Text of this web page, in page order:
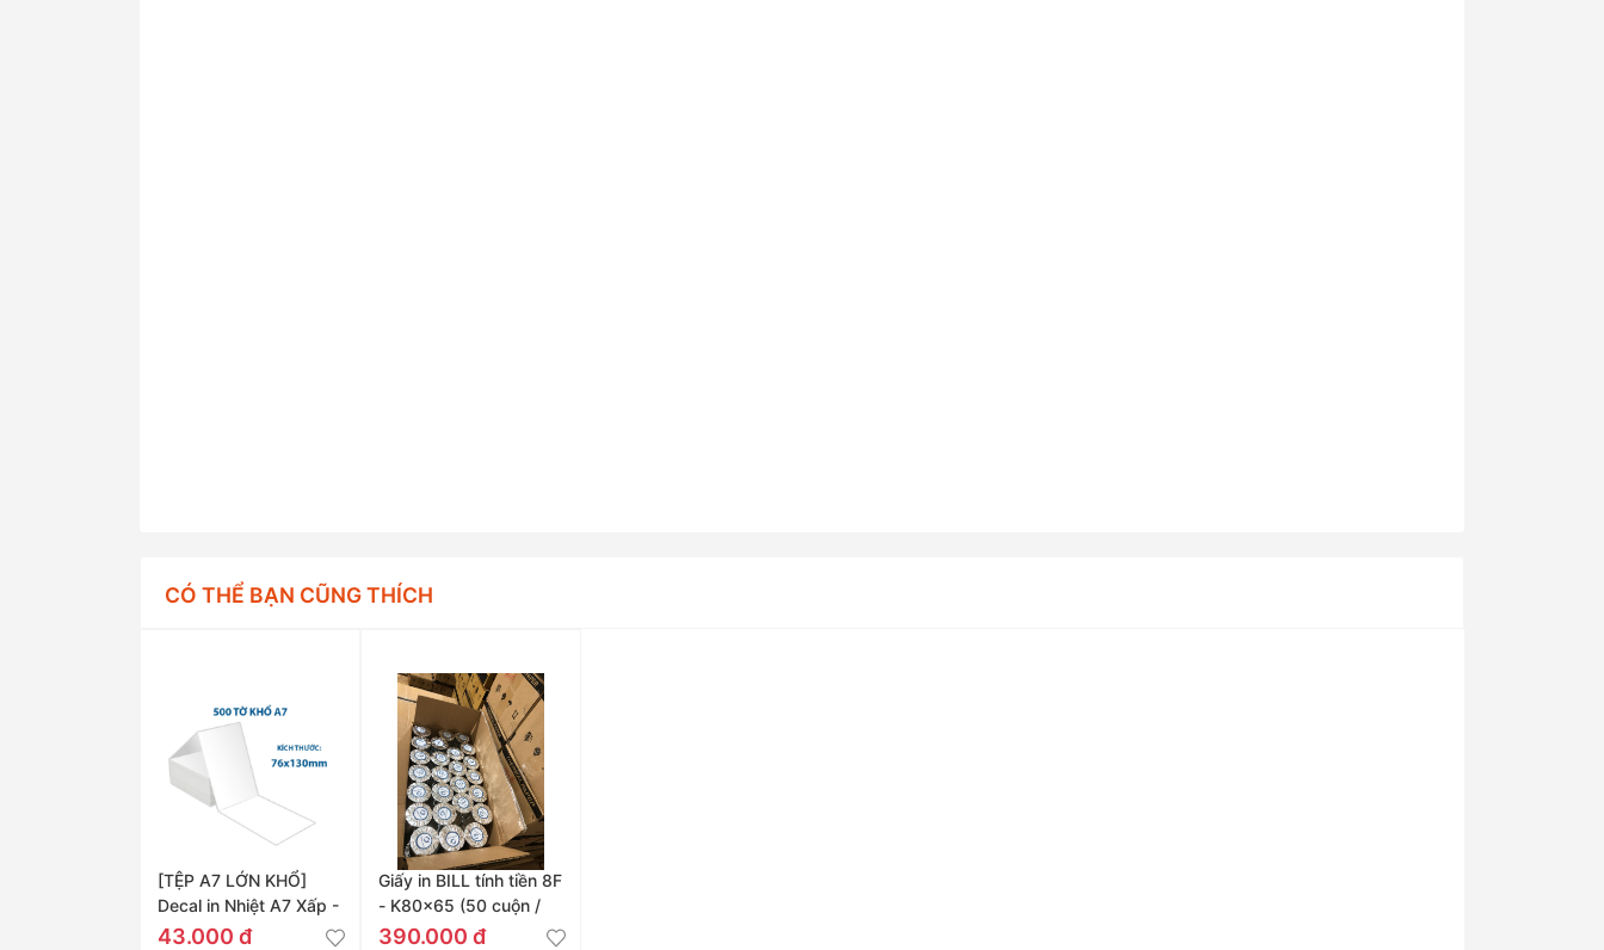
CÓ THỂ BẠN CŨNG THÍCH
[TỆP A7 LỚN KHỔ]
Decal in Nhiệt A7 Xấp -
76x130mm
43.000 đ
Giấy in BILL tính tiền 8F
- K80x65 (50 cuộn /
Thùng)
390.000 đ